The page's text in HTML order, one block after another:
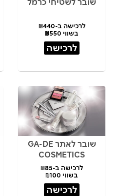
שובר לשטיחי כרמל
לרכישה ב-₪440
בשווי ₪550
לרכישה
שובר לאתר GA-DE
COSMETICS
לרכישה ב-₪85
בשווי ₪100
לרכישה